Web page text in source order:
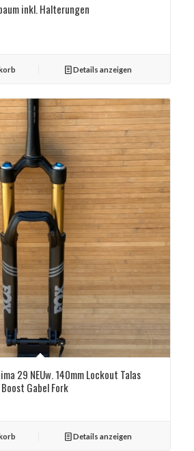
inkl. Halterungen
Details anzeigen
29 NEUw. 140mm Lockout Talas
Gabel Fork
Details anzeigen